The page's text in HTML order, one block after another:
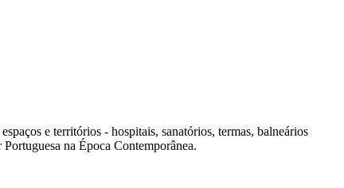
e territórios - hospitais, sanatórios, termas, balneários
na Época Contemporânea.